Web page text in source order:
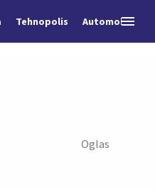
Tehnopolis Automobili